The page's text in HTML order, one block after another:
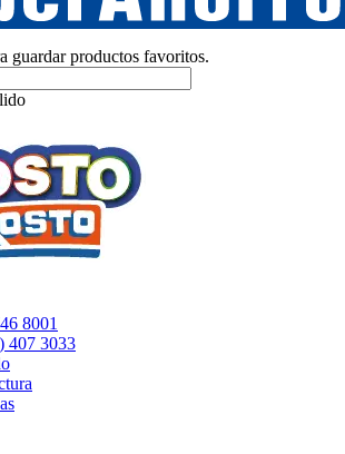
guardar productos favoritos.
8001
407 3033